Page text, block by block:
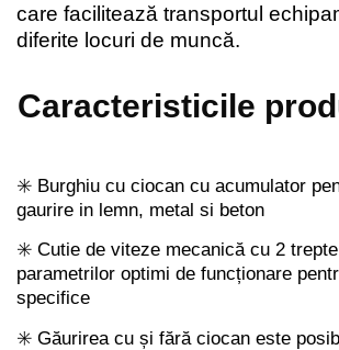
care facilitează transportul
diferite locuri de muncă.
Caracteristicile
✳️ Burghiu cu ciocan cu acumulator
gaurire in lemn, metal si beton
✳️ Cutie de viteze mecanică cu 2
parametrilor optimi de funcționare
specifice
✳️ Găurirea cu și fără ciocan este